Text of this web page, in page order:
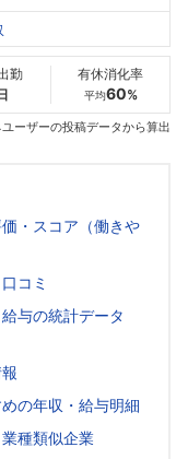
万
--万
勤 有休消化率
平均60%
ーザーの投稿データから算出
・スコア（働きや
コミ
与の統計データ
の年収・給与明細
種類似企業